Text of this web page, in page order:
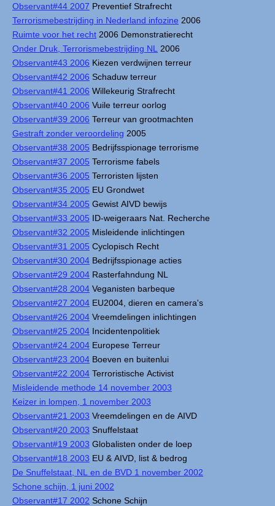
Observant#44 2007 Preventief Strafrecht
Terrorismebestrijding in Nederland infozine 2006
Ruimte voor het recht 2006 Demonstratierecht
Onder Druk, Terrorismebestrijding NL
2006
Observant#43 2006 Kiezen verdwijnen terreur
Observant#42 2006 Schaduw terreur
Observant#41 2006 Willekeurig Strafrecht
Observant#40 2006 Vuile terreur oorlog
Observant#39 2006 Terreur van grootmachten
Gestraft zonder veroordeling 2005
Observant#38 2005 Bedrijfsspionage terrorisme
Observant#37 2005 Terrorisme fabels
Observant#36 2005 Terroristen lijsten
Observant#35 2005 EU Grondwet
Observant#34 2005 Gewist AIVD bewijs
Observant#33 2005 ID-weigeraars Nat. Recherche
Observant#32 2005 Misleidende inlichtingen
Observant#31 2005 Cyclopisch Recht
Observant#30 2004 Bedrijfsspionage acties
Observant#29 2004 Rasterfahndung NL
Observant#28 2004 Veganisten barbeque
Observant#27 2004 EU2004, dieren en camera's
Observant#26 2004 Vreemdelingen inlichtingen
Observant#25 2004 Incidentenpolitiek
Observant#24 2004 Europese Terreur
Observant#23 2004 Boeven en buitenlui
Observant#22 2004 Terroristische Activist
Misleidende methode 14 november 2003
Keizer in lompen, 1 november 2003
Observant#21 2003 Vreemdelingen en de AIVD
Observant#20 2003 Snuffelstaat
Observant#19 2003 Globalisten onder de loep
Observant#18 2003 EU & AIVD, list & bedrog
De Snuffelstaat, NL en de BVD 1 november 2002
Schone schijn, 1 juni 2002
Observant#17 2002 Schone Schijn